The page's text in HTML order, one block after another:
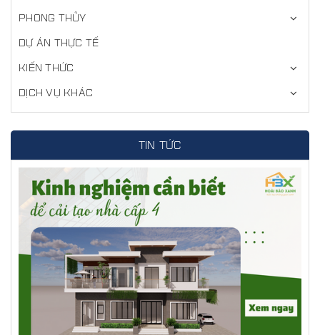
PHONG THỦY
DỰ ÁN THỰC TẾ
KIẾN THỨC
DỊCH VỤ KHÁC
TIN TỨC